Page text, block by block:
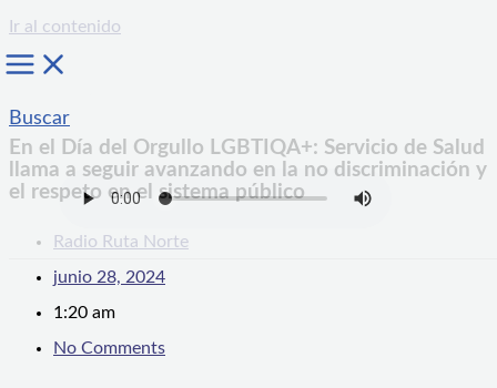
Ir al contenido
Buscar
En el Día del Orgullo LGBTIQA+: Servicio de Salud
llama a seguir avanzando en la no discriminación y
el respeto en el sistema público
Radio Ruta Norte
junio 28, 2024
1:20 am
No Comments